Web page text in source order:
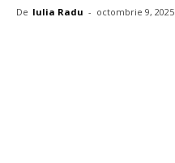
De Iulia Radu - octombrie 9, 2025